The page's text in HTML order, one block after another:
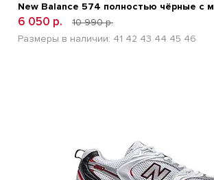
New Balance 574 полностью чёрные с
6 050 р.
10 990 р.
Размеры в наличии: 41 42 43 44 45 46